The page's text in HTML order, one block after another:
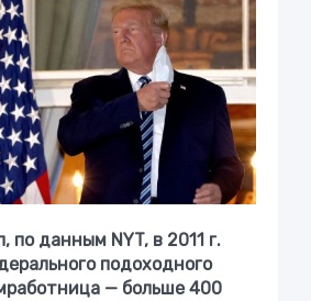
по данным NYT, в 2011 г.
подоходного
— больше 400